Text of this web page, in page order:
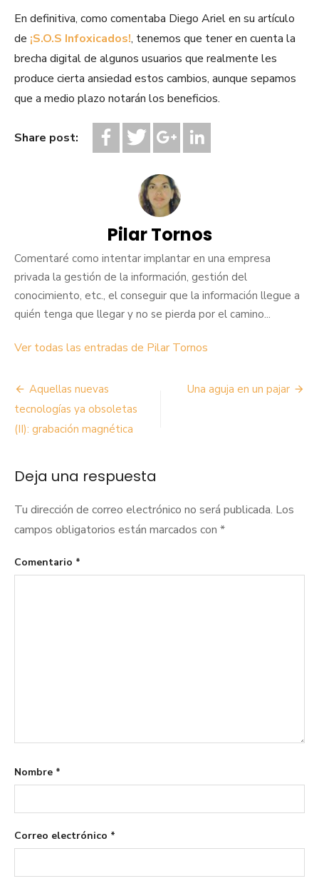
En definitiva, como comentaba Diego Ariel en su artículo
de ¡S.O.S Infoxicados!, tenemos que tener en cuenta la
brecha digital de algunos usuarios que realmente les
produce cierta ansiedad estos cambios, aunque sepamos
que a medio plazo notarán los beneficios.
Share post:
Pilar Tornos
Comentaré como intentar implantar en una empresa
privada la gestión de la información, gestión del
conocimiento, etc., el conseguir que la información llegue a
quién tenga que llegar y no se pierda por el camino...
Ver todas las entradas de Pilar Tornos
Navegación
de
entradas
Aquellas nuevas
tecnologías ya obsoletas
(II): grabación magnética
Una aguja en un pajar
Deja una respuesta
Tu dirección de correo electrónico no será publicada. Los
campos obligatorios están marcados con *
Comentario *
Nombre *
Correo electrónico *